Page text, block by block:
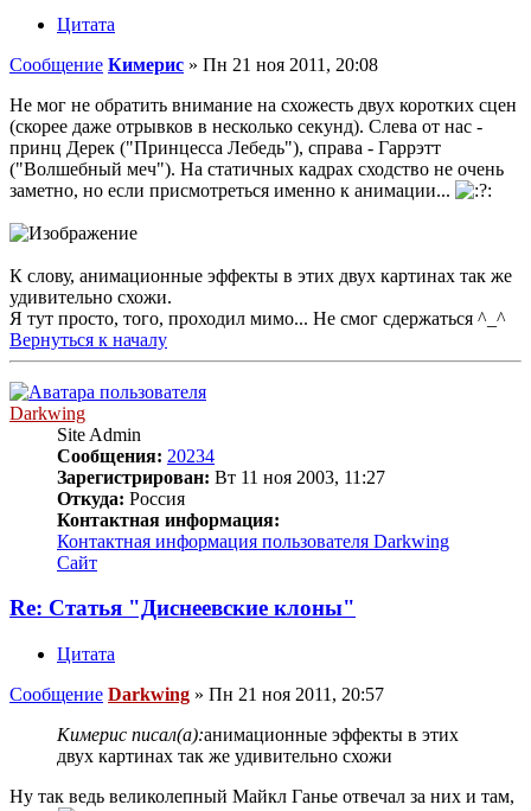
Цитата
Сообщение Кимерис » Пн 21 ноя 2011, 20:08
Не мог не обратить внимание на схожесть двух коротких сцен
(скорее даже отрывков в несколько секунд). Слева от нас -
принц Дерек ("Принцесса Лебедь"), справа - Гаррэтт
("Волшебный меч"). На статичных кадрах сходство не очень
заметно, но если присмотреться именно к анимации...
К слову, анимационные эффекты в этих двух картинах так же
удивительно схожи.
Я тут просто, того, проходил мимо... Не смог сдержаться ^_^
Вернуться к началу
Darkwing
Site Admin
Сообщения: 20234
Зарегистрирован: Вт 11 ноя 2003, 11:27
Откуда: Россия
Контактная информация:
Контактная информация пользователя Darkwing
Сайт
Re: Статья "Диснеевские клоны"
Цитата
Сообщение Darkwing » Пн 21 ноя 2011, 20:57
Кимерис писал(а):анимационные эффекты в этих
двух картинах так же удивительно схожи
Ну так ведь великолепный Майкл Ганье отвечал за них и там,